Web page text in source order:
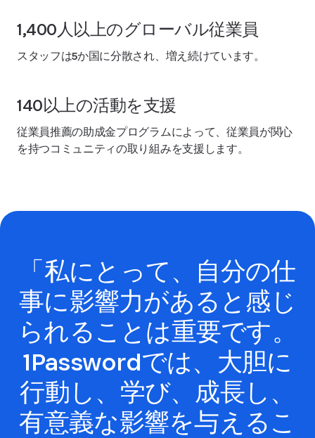
1,400人以上のグローバル従業員
スタッフは5か国に分散され、増え続けています。
140以上の活動を支援
従業員推薦の助成金プログラムによって、従業員が関心
を持つコミュニティの取り組みを支援します。
「私にとって、自分の仕
事に影響力があると感じ
られることは重要です。
1Passwordでは、大胆に
行動し、学び、成長し、
有意義な影響を与えるこ